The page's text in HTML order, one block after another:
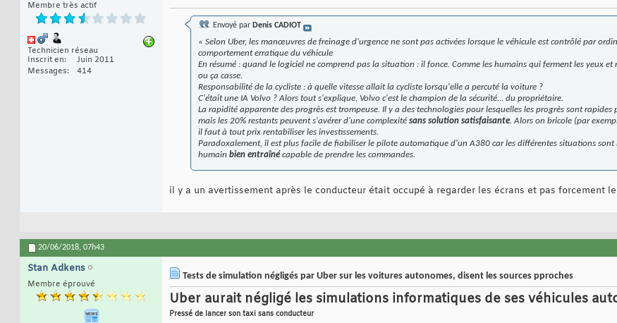
Membre très actif
Technicien réseau
Inscrit en
Juin 2011
Messages
414
Envoyé par Denis CADIOT
« Selon Uber, les manœuvres de freinage d'urgence ne sont pas activées lorsque le véhicule est contrôlé par
comportement erratique du véhicule
En résumé : quand le logiciel ne comprend pas la situation : il fonce. Comme les humains qui ferment les yeux et
ou ça casse.
Responsabilité de la cycliste : à quelle vitesse allait la cycliste lorsqu'elle a percuté la voiture ?
C'était une IA Volvo ? Alors tout s'explique, Volvo c'est le champion de la sécurité... du propriétaire.
La rapidité apparente des progrès est trompeuse. Il y a des technologies pour lesquelles les progrès sont rapides
mais les 20% restants peuvent s'avérer d'une complexité sans solution satisfaisante. Alors on bricole (par
il faut à tout prix rentabiliser les investissements.
Paradoxalement, il est plus facile de fiabiliser le pilote automatique d'un A380 car les différentes situations
humain bien entraîné capable de prendre les commandes.
il y a un avertissement après le conducteur était occupé à regarder les écrans et pas forcement
20/06/2018, 07h43
Stan Adkens
Membre éprouvé
Tests de simulation négligés par Uber sur les voitures autonomes, disent les sources pproches
Uber aurait négligé les simulations informatiques de ses véhicules
Pressé de lancer son taxi sans conducteur